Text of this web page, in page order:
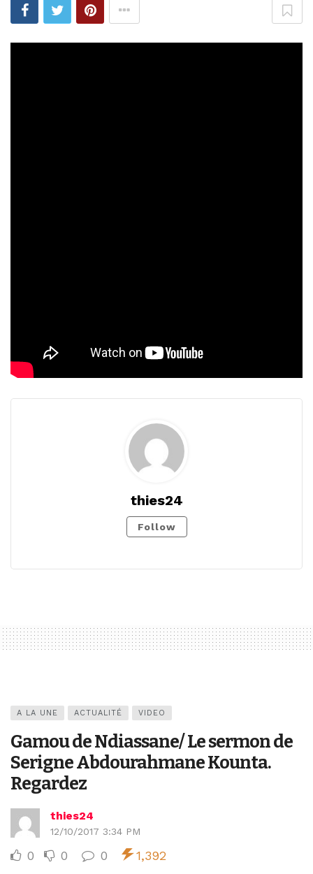
thies24
Follow
A LA UNE ACTUALITÉ VIDEO
Gamou de Ndiassane/ Le sermon de
Serigne Abdourahmane Kounta.
Regardez
thies24
12/10/2017 3:34 PM
0 0 0 1,392